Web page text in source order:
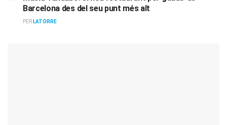
Barcelona des del seu punt més alt
PER LATORRE